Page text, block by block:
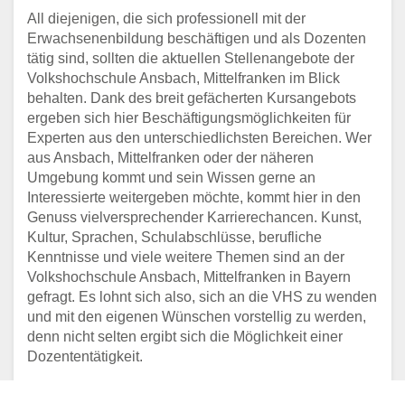
All diejenigen, die sich professionell mit der
Erwachsenenbildung beschäftigen und als Dozenten
tätig sind, sollten die aktuellen Stellenangebote der
Volkshochschule Ansbach, Mittelfranken im Blick
behalten. Dank des breit gefächerten Kursangebots
ergeben sich hier Beschäftigungsmöglichkeiten für
Experten aus den unterschiedlichsten Bereichen. Wer
aus Ansbach, Mittelfranken oder der näheren
Umgebung kommt und sein Wissen gerne an
Interessierte weitergeben möchte, kommt hier in den
Genuss vielversprechender Karrierechancen. Kunst,
Kultur, Sprachen, Schulabschlüsse, berufliche
Kenntnisse und viele weitere Themen sind an der
Volkshochschule Ansbach, Mittelfranken in Bayern
gefragt. Es lohnt sich also, sich an die VHS zu wenden
und mit den eigenen Wünschen vorstellig zu werden,
denn nicht selten ergibt sich die Möglichkeit einer
Dozententätigkeit.